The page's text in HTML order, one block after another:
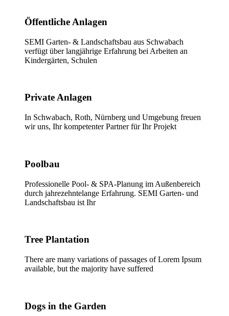
Öffentliche Anlagen
SEMI Garten- & Landschaftsbau aus Schwabach
verfügt über langjährige Erfahrung bei Arbeiten an
Kindergärten, Schulen
Private Anlagen
In Schwabach, Roth, Nürnberg und Umgebung freuen
wir uns, Ihr kompetenter Partner für Ihr Projekt
Poolbau
Professionelle Pool- & SPA-Planung im Außenbereich
durch jahrezehntelange Erfahrung. SEMI Garten- und
Landschaftsbau ist Ihr
Tree Plantation
There are many variations of passages of Lorem Ipsum
available, but the majority have suffered
Dogs in the Garden